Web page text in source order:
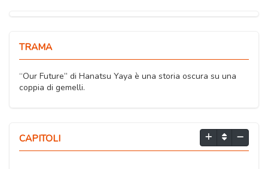
TRAMA
“Our Future” di Hanatsu Yaya è una storia oscura su una
coppia di gemelli.
CAPITOLI